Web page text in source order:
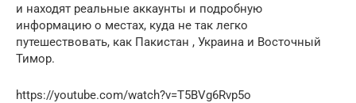
и находят реальные аккаунты и подробную
информацию о местах, куда не так легко
путешествовать, как Пакистан , Украина и Восточный
Тимор.
https://youtube.com/watch?v=T5BVg6Rvp5o